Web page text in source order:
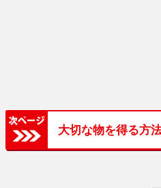
大切な物を得る方